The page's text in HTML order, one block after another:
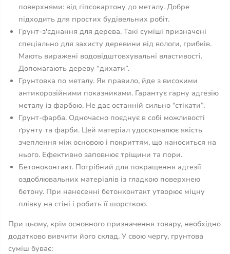
поверхнями: від гіпсокартону до металу. Добре
підходить для простих будівельних робіт.
Грунт-з'єднання для дерева. Такі суміші призначені
спеціально для захисту деревини від вологи, грибків.
Мають виражені водовідштовхувальні властивості.
Допомагають дереву “дихати”.
Грунтовка по металу. Як правило, йде з високими
антикорозійними показниками. Гарантує гарну адгезію
металу із фарбою. Не дає останній сильно “стікати”.
Грунт-фарба. Одночасно поєднує в собі можливості
ґрунту та фарби. Цей матеріал удосконалює якість
зчеплення між основою і покриттям, що наноситься на
нього. Ефективно заповнює тріщини та пори.
Бетоноконтакт. Потрібний для покращення адгезії
оздоблювальних матеріалів із гладкою поверхнею
бетону. При нанесенні бетонконтакт утворює міцну
плівку на стіні і робить її шорсткою.
При цьому, крім основного призначення товару, необхідно
додатково вивчити його склад. У свою чергу, грунтова
суміш буває: